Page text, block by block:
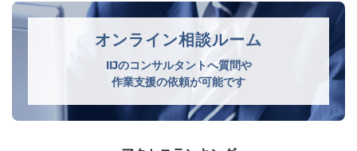
オンライン相談ルーム
IIJのコンサルタントへ質問や
作業支援の依頼が可能です